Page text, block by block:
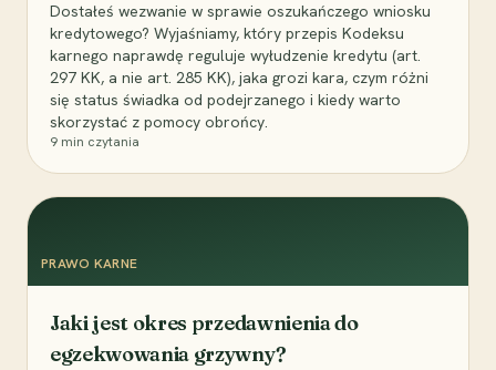
Dostałeś wezwanie w sprawie oszukańczego wniosku
kredytowego? Wyjaśniamy, który przepis Kodeksu
karnego naprawdę reguluje wyłudzenie kredytu (art.
297 KK, a nie art. 285 KK), jaka grozi kara, czym różni
się status świadka od podejrzanego i kiedy warto
skorzystać z pomocy obrońcy.
9 min czytania
PRAWO KARNE
Jaki jest okres przedawnienia do
egzekwowania grzywny?